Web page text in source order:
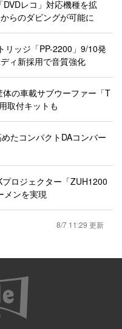
レコ」対応機種を拡
らのダビングが可能に
リッジ「PP-2200」9/10発
ィ新採用で音質強化
の車載サブウーファー「T
取付キットも
たコンパクトDAコンバー
ロジェクター「ZUH1200
メンを実現
8/7 11:29 更新